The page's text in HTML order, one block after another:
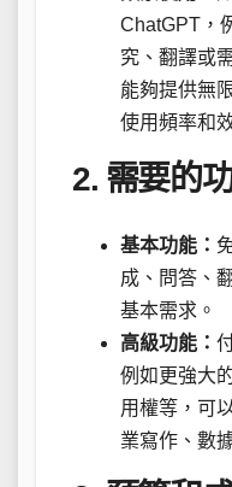
ChatGPT，
究、翻譯或
能夠提供無
使用頻率和
2. 需要的
基本功能：
成、問答、
基本需求。
高級功能：
例如更強大
用權等，可
業寫作、數